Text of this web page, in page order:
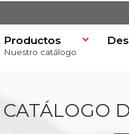
Productos
Nuestro catálogo
CATÁLOGO